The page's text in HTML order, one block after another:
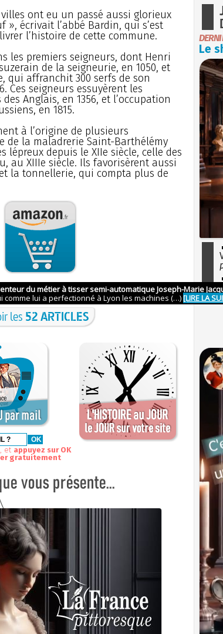
ont eu un passé aussi glorieux
», écrivait l’abbé Bardin, qui s’est
l’histoire de cette commune.
les premiers seigneurs, dont Henri
de la seigneurie, en 1050, et
qui affranchit 300 serfs de son
Ces seigneurs essuyèrent les
Anglais, en 1356, et l’occupation
en 1815.
à l’origine de plusieurs
de la maladrerie Saint-Barthélémy
lépreux depuis le XIIe siècle, celle des
au XIIIe siècle. Ils favorisèrent aussi
la tonnellerie, qui compta plus de
les 52 ARTICLES
et appuyez sur OK
gratuitement
Le